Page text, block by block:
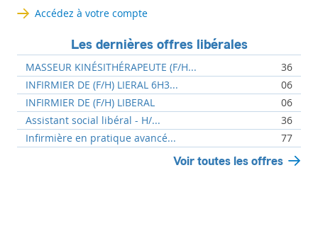
Accédez à votre compte
Les dernières offres libérales
MASSEUR KINÉSITHÉRAPEUTE (F/H...
36
INFIRMIER DE (F/H) LIERAL 6H3...
06
INFIRMIER DE (F/H) LIBERAL
06
Assistant social libéral - H/...
36
Infirmière en pratique avancé...
77
Voir toutes les offres